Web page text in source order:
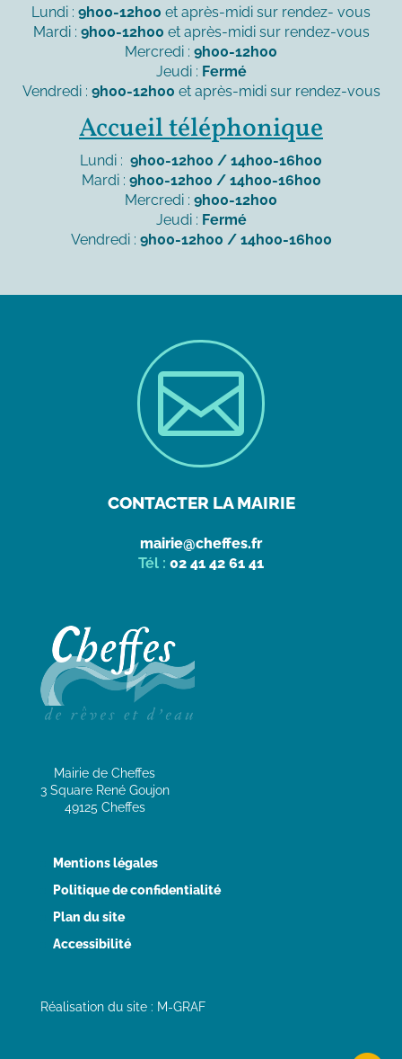
Lundi : 9h00-12h00 et après-midi sur rendez- vous
Mardi : 9h00-12h00 et après-midi sur rendez-vous
Mercredi : 9h00-12h00
Jeudi : Fermé
Vendredi : 9h00-12h00 et après-midi sur rendez-vous
Accueil téléphonique
Lundi : 9h00-12h00 / 14h00-16h00
Mardi : 9h00-12h00 / 14h00-16h00
Mercredi : 9h00-12h00
Jeudi : Fermé
Vendredi : 9h00-12h00 / 14h00-16h00

CONTACTER LA MAIRIE
mairie@cheffes.fr
Tél : 02 41 42 61 41
Mairie de Cheffes
3 Square René Goujon
49125 Cheffes
Mentions légales
Politique de confidentialité
Plan du site
Accessibilité
Réalisation du site : M-GRAF